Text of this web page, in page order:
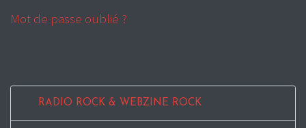
Mot de passe oublié ?
RADIO ROCK & WEBZINE ROCK